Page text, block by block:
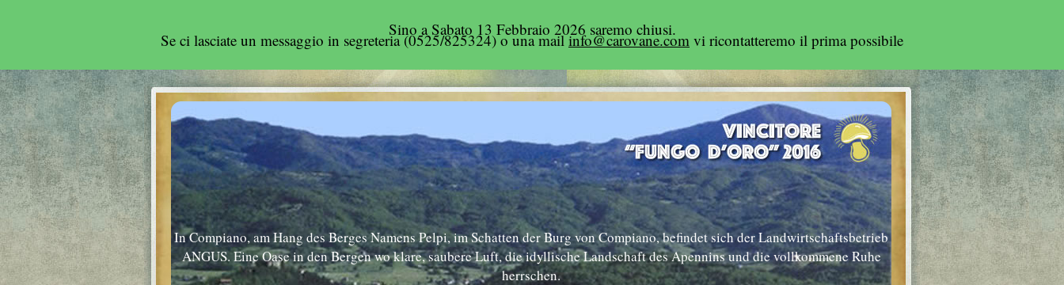
Sino a Sabato 13 Febbraio 2026 saremo chiusi.
Se ci lasciate un messaggio in segreteria (0525/825324) o una mailinfo@carovane.com vi ricontatteremo il prima possibile
In Compiano, am Hang des Berges Namens Pelpi, im Schatten der Burg von Compiano, befindet sich der Landwirtschaftsbetrieb
ANGUS. Eine Oase in den Bergen wo klare, saubere Luft, die idyllische Landschaft des Apennins und die vollkommene Ruhe
herrschen.